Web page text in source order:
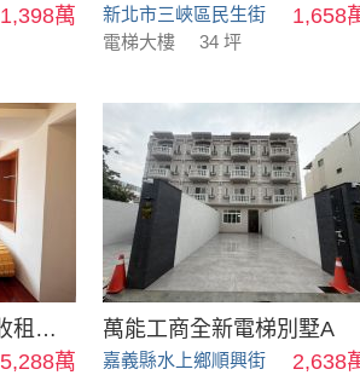
1,398萬 新北市三峽區民生街 1,658
電梯大樓 34 坪
022-忠孝復興捷運(收租大樓)
5,288萬
萬能工商全新電梯別墅A
嘉義縣水上鄉順興街 2,638